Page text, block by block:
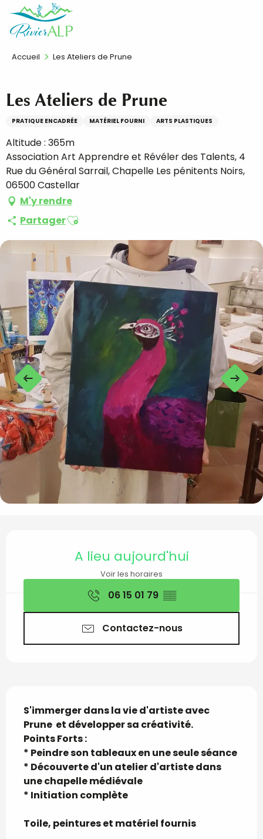
contenu
FR
Accueil Les Ateliers de Prune
Les Ateliers de Prune
PRATIQUE ENCADRÉE MATÉRIEL FOURNI ARTS PLASTIQUES
Altitude : 365m
Association Art Apprendre et Révéler des Talents, 4
Rue du Général Sarrail, Chapelle Les pénitents Noirs,
06500 Castellar
M'y rendre
PartagerAjouter aux favoris
Ouverture et
A lieu aujourd'hui
Voir les horaires
06 15 01 79 ▒▒
Contactez-nous
Description
S'immerger dans la vie d'artiste avec
Prune  et développer sa créativité.
Points Forts :
* Peindre son tableaux en une seule séance
* Découverte d'un atelier d'artiste dans
une chapelle médiévale
* Initiation complète
Toile, peintures et matériel fournis